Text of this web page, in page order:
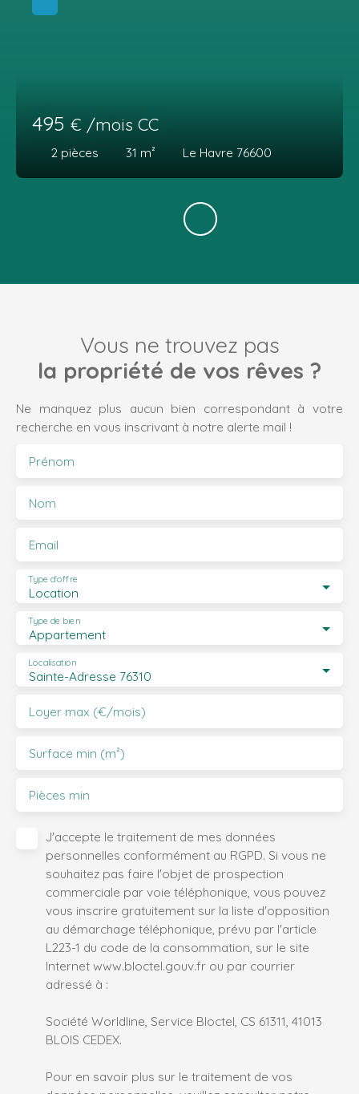
495 € /mois CC
2 pièces 31 m² Le Havre 76600
Vous ne trouvez pas
la propriété de vos rêves ?
Ne manquez plus aucun bien correspondant à votre
recherche en vous inscrivant à notre alerte mail !
Prénom
Nom
Email
Location
Type d'offre
Appartement
Type de bien
Sainte-Adresse 76310
Localisation
Loyer max (€/mois)
Surface min (m²)
Pièces min
J'accepte le traitement de mes données
personnelles conformément au RGPD. Si vous ne
souhaitez pas faire l'objet de prospection
commerciale par voie téléphonique, vous pouvez
vous inscrire gratuitement sur la liste d'opposition
au démarchage téléphonique, prévu par l'article
L223-1 du code de la consommation, sur le site
Internet www.bloctel.gouv.fr ou par courrier
adressé à :
Société Worldline, Service Bloctel, CS 61311, 41013
BLOIS CEDEX.
Pour en savoir plus sur le traitement de vos